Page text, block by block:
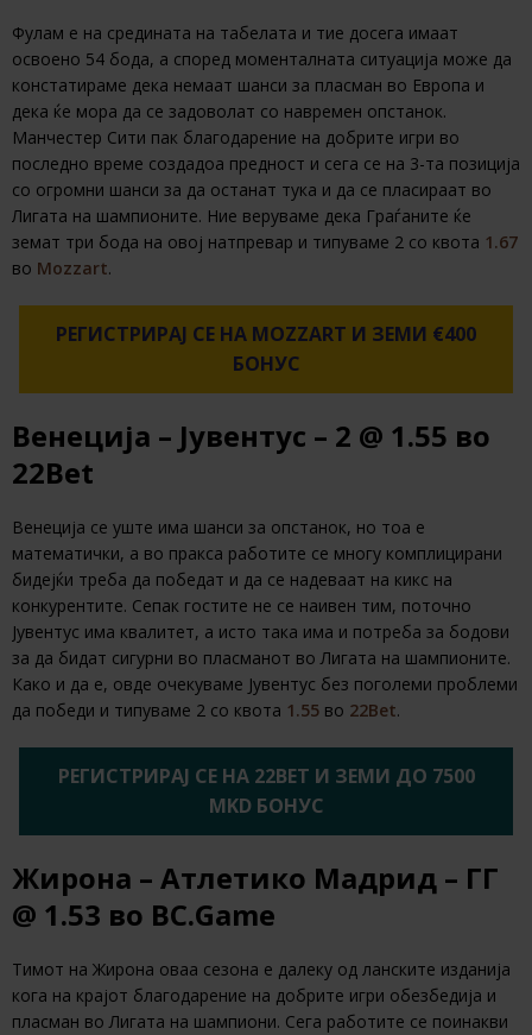
Фулам е на средината на табелата и тие досега имаат
освоено 54 бода, а според моменталната ситуација може да
констатираме дека немаат шанси за пласман во Европа и
дека ќе мора да се задоволат со навремен опстанок.
Манчестер Сити пак благодарение на добрите игри во
последно време создадоа предност и сега се на 3-та позиција
со огромни шанси за да останат тука и да се пласираат во
Лигата на шампионите. Ние веруваме дека Граѓаните ќе
земат три бода на овој натпревар и типуваме 2 со квота 1.67
во Mozzart.
РЕГИСТРИРАЈ СЕ НА MOZZART И ЗЕМИ €400
БОНУС
Венеција – Јувентус – 2 @ 1.55 во
22Bet
Венеција се уште има шанси за опстанок, но тоа е
математички, а во пракса работите се многу комплицирани
бидејќи треба да победат и да се надеваат на кикс на
конкурентите. Сепак гостите не се наивен тим, поточно
Јувентус има квалитет, а исто така има и потреба за бодови
за да бидат сигурни во пласманот во Лигата на шампионите.
Како и да е, овде очекуваме Јувентус без поголеми проблеми
да победи и типуваме 2 со квота 1.55 во 22Bet.
РЕГИСТРИРАЈ СЕ НА 22BET И ЗЕМИ ДО 7500
MKD БОНУС
Жирона – Атлетико Мадрид – ГГ
@ 1.53 во BC.Game
Тимот на Жирона оваа сезона е далеку од ланските изданија
кога на крајот благодарение на добрите игри обезбедија и
пласман во Лигата на шампиони. Сега работите се поинакви